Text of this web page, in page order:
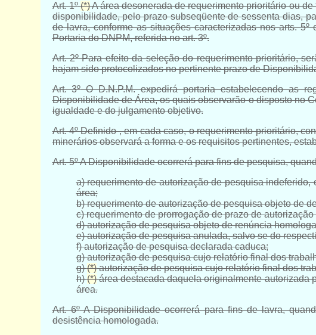
Art. 1º (*)A área desonerada de requerimento prioritário ou
disponibilidade, pelo prazo subseqüente de sessenta dias,
de lavra, conforme as situações caracterizadas nos arts.5º
Portaria do DNPM, referida no art.3º.
Art. 2ºPara efeito da seleção do requerimento prioritário,
hajam sido protocolizados no pertinente prazo de
Art. 3ºO D.N.P.M. expedirá portaria estabelecendo as
Disponibilidade de Área, os quais observarão o disposto no
igualdade e do julgamento objetivo.
Art. 4ºDefinido , em cada caso, o requerimento prioritário,
minerários observará a forma e os requisitos pertinentes,
Art. 5ºA Disponibilidade ocorrerá para fins de pesquisa,
a) requerimento de autorização de pesquisa
área;
b) requerimento de autorização de pesquisa objeto de
c) requerimento de prorrogação de prazo de
d) autorização de pesquisa objeto de renúncia
e) autorização de pesquisa anulada, salvo se do
f) autorização de pesquisa declarada caduca;
g) autorização de pesquisa cujo relatório final dos
g)(*)autorização de pesquisa cujo relatório final dos
h)(*)área destacada daquela originalmente autorizada
área.
Art. 6ºA Disponibilidade ocorrerá para fins de lavra,
desistência homologada.